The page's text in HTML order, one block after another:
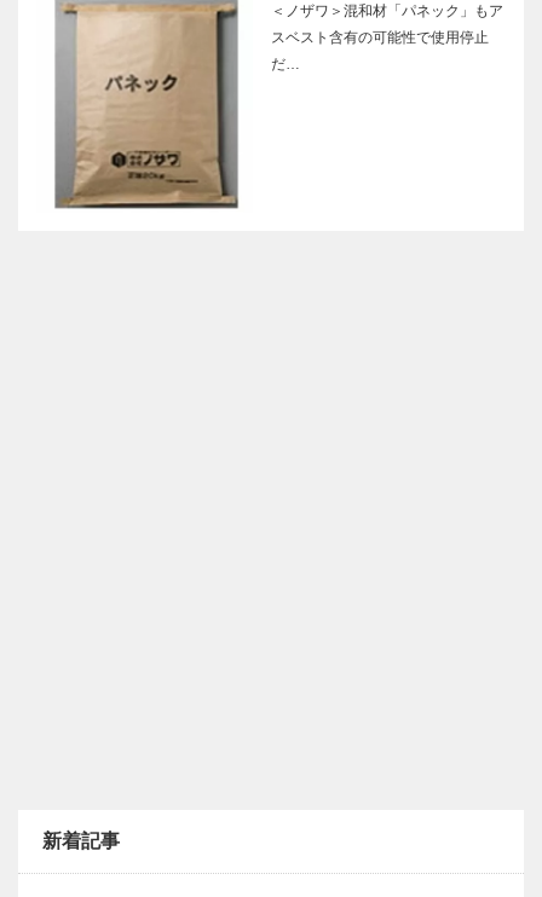
＜ノザワ＞混和材「パネック」もア
スベスト含有の可能性で使用停止
だ…
新着記事